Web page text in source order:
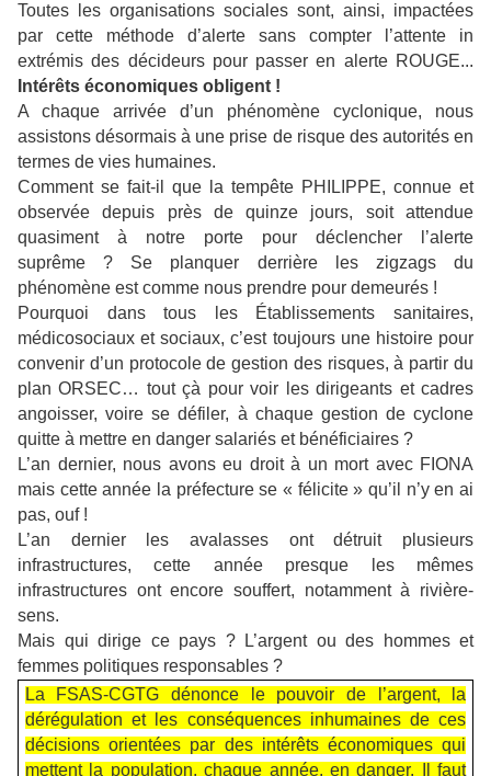
Toutes les organisations sociales sont, ainsi, impactées
par cette méthode d’alerte sans compter l’attente in
extrémis des décideurs pour passer en alerte ROUGE...
Intérêts économiques obligent !
A chaque arrivée d’un phénomène cyclonique, nous
assistons désormais à une prise de risque des autorités en
termes de vies humaines.
Comment se fait-il que la tempête PHILIPPE, connue et
observée depuis près de quinze jours, soit attendue
quasiment à notre porte pour déclencher l’alerte
suprême ? Se planquer derrière les zigzags du
phénomène est comme nous prendre pour demeurés !
Pourquoi dans tous les Établissements sanitaires,
médicosociaux et sociaux, c’est toujours une histoire pour
convenir d’un protocole de gestion des risques, à partir du
plan ORSEC… tout çà pour voir les dirigeants et cadres
angoisser, voire se défiler, à chaque gestion de cyclone
quitte à mettre en danger salariés et bénéficiaires ?
L’an dernier, nous avons eu droit à un mort avec FIONA
mais cette année la préfecture se « félicite » qu’il n’y en ai
pas, ouf !
L’an dernier les avalasses ont détruit plusieurs
infrastructures, cette année presque les mêmes
infrastructures ont encore souffert, notamment à rivière-
sens.
Mais qui dirige ce pays ? L’argent ou des hommes et
femmes politiques responsables ?
La FSAS-CGTG dénonce le pouvoir de l’argent, la
dérégulation et les conséquences inhumaines de ces
décisions orientées par des intérêts économiques qui
mettent la population, chaque année, en danger. Il faut